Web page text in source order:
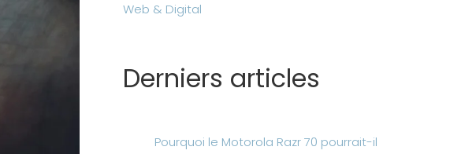
Web & Digital
Derniers articles
Pourquoi le Motorola Razr 70 pourrait-il